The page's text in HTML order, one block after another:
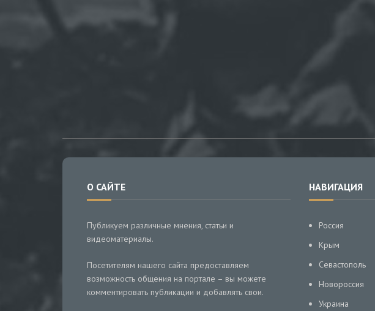
О САЙТЕ
Публикуем различные мнения, статьи и
видеоматериалы.
Посетителям нашего сайта предоставляем
возможность общения на портале – вы можете
комментировать публикации и добавлять свои.
НАВИГАЦИЯ
Россия
Крым
Севастополь
Новороссия
Украина